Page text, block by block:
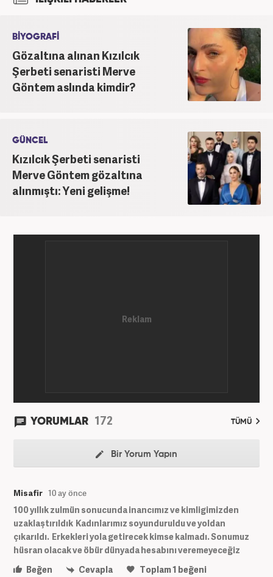
BİYOGRAFİ
Gözaltına alınan Kızılcık
Şerbeti senaristi Merve
Göntem aslında kimdir?
GÜNCEL
Kızılcık Şerbeti senaristi
Merve Göntem gözaltına
alınmıştı: Yeni gelişme!
YORUMLAR 172 TÜMÜ
Bir Yorum Yapın
Misafir 10 ay önce
100 yıllık zulmün sonucunda inancımız ve kimligimizden
uzaklaştırıldık Kadınlarımız soyunduruldu ve yoldan
çıkarıldı. Erkekleri yola getirecek kimse kalmadı. Sonumuz
hüsran olacak ve öbür dünyada hesabını veremeyeceğiz
Beğen
Cevapla Toplam1 beğeni